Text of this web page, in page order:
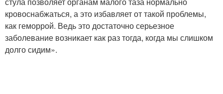
кровоснабжаться, а это избавляет от такой проблемы,
как геморрой. Ведь это достаточно серьезное
заболевание возникает как раз тогда, когда мы слишком
долго сидим».